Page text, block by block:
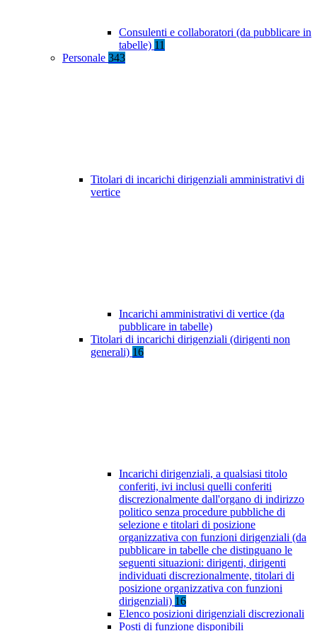
Consulenti e collaboratori (da pubblicare in
tabelle) 11
Personale 343
Titolari di incarichi dirigenziali amministrativi di
vertice
Incarichi amministrativi di vertice (da
pubblicare in tabelle)
Titolari di incarichi dirigenziali (dirigenti non
generali) 16
Incarichi dirigenziali, a qualsiasi titolo
conferiti, ivi inclusi quelli conferiti
discrezionalmente dall'organo di indirizzo
politico senza procedure pubbliche di
selezione e titolari di posizione
organizzativa con funzioni dirigenziali (da
pubblicare in tabelle che distinguano le
seguenti situazioni: dirigenti, dirigenti
individuati discrezionalmente, titolari di
posizione organizzativa con funzioni
dirigenziali) 16
Elenco posizioni dirigenziali discrezionali
Posti di funzione disponibili